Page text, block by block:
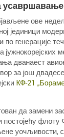
ове
јединици
по генерације
дванаест
за још
КФ-21
да замени
постојећу флоту
уочљивости,